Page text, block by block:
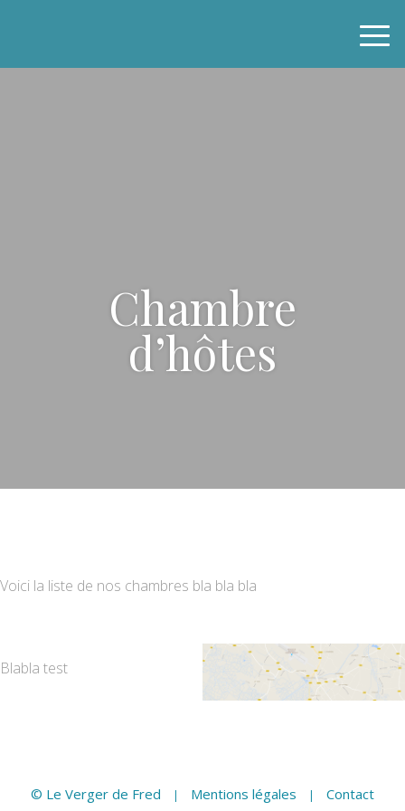
Chambre
d’hôtes
Voici la liste de nos chambres bla bla bla
Blabla test
© Le Verger de Fred | Mentions légales | Contact